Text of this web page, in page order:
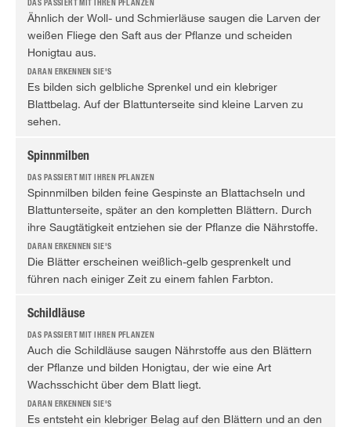
Ähnlich der Woll- und Schmierläuse saugen die Larven der
weißen Fliege den Saft aus der Pflanze und scheiden
Honigtau aus.
Es bilden sich gelbliche Sprenkel und ein klebriger
Blattbelag. Auf der Blattunterseite sind kleine Larven zu
sehen.
Spinnmilben
Spinnmilben bilden feine Gespinste an Blattachseln und
Blattunterseite, später an den kompletten Blättern. Durch
ihre Saugtätigkeit entziehen sie der Pflanze die Nährstoffe.
Die Blätter erscheinen weißlich-gelb gesprenkelt und
führen nach einiger Zeit zu einem fahlen Farbton.
Schildläuse
Auch die Schildläuse saugen Nährstoffe aus den Blättern
der Pflanze und bilden Honigtau, der wie eine Art
Wachsschicht über dem Blatt liegt.
Es entsteht ein klebriger Belag auf den Blättern und an den